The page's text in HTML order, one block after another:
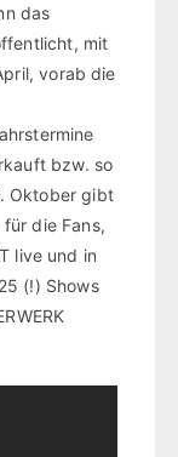
das
mit
vorab die
bzw. so
Oktober gibt
die Fans,
live und in
(!) Shows